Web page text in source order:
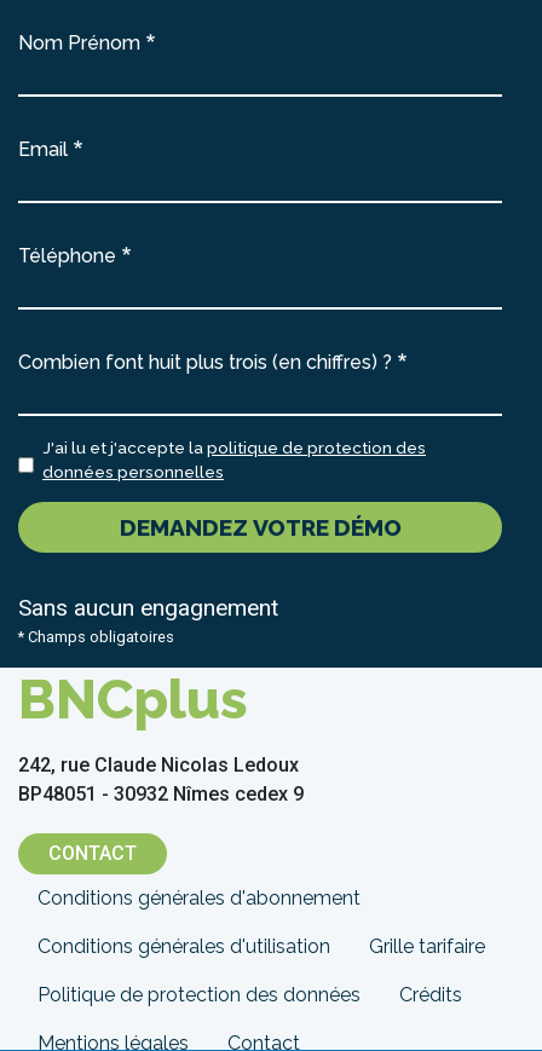
Nom Prénom
Email
Téléphone
Combien font huit plus trois (en chiffres) ?
J'ai lu et j'accepte la politique de protection des
données personnelles
DEMANDEZ VOTRE DÉMO
Sans aucun engagnement
* Champs obligatoires
BNCplus
242, rue Claude Nicolas Ledoux
BP48051 - 30932 Nîmes cedex 9
CONTACT
Menu
Pied
de
page
Conditions générales d'abonnement
Conditions générales d'utilisation Grille tarifaire
Politique de protection des données Crédits
Mentions légales Contact